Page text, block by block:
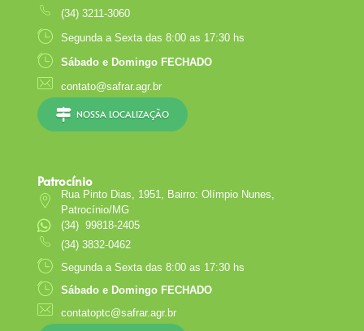
(34) 3211-3060
Segunda a Sexta das 8:00 as 17:30 hs
Sábado e Domingo FECHADO
contato@safrar.agr.br
NOSSA LOCALIZAÇÃO
Patrocínio
Rua Pinto Dias, 1951, Bairro: Olímpio Nunes,
Patrocínio/MG
(34) 99818-2405
(34) 3832-0462
Segunda a Sexta das 8:00 as 17:30 hs
Sábado e Domingo FECHADO
contatoptc@safrar.agr.br